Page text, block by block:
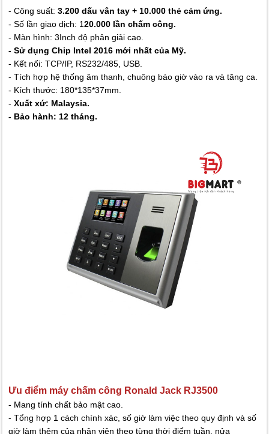
- Công suất: 3.200 dấu vân tay + 10.000 thẻ cảm ứng.
- Số lần giao dịch: 120.000 lần chấm công.
- Màn hình: 3Inch độ phân giải cao.
- Sử dụng Chip Intel 2016 mới nhất của Mỹ.
- Kết nối: TCP/IP, RS232/485, USB.
- Tích hợp hệ thống âm thanh, chuông báo giờ vào ra và tăng ca.
- Kích thước: 180*135*37mm.
- Xuất xứ: Malaysia.
- Bảo hành: 12 tháng.
Ưu điểm máy chấm công Ronald Jack RJ3500
- Mang tính chất bảo mật cao.
- Tổng hợp 1 cách chính xác, số giờ làm việc theo quy định và số
giờ làm thêm của nhân viên theo từng thời điểm tuần, nửa